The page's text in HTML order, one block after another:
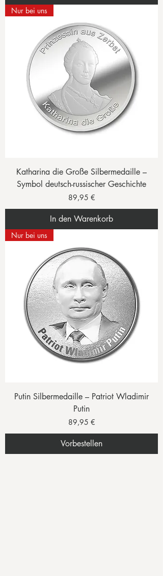
Nur bei uns
Katharina die Große Silbermedaille –
Symbol deutsch-russischer Geschichte
Preis
89,95 €
In den Warenkorb
Nur bei uns
Putin Silbermedaille – Patriot Wladimir
Putin
Preis
89,95 €
Vorbestellen